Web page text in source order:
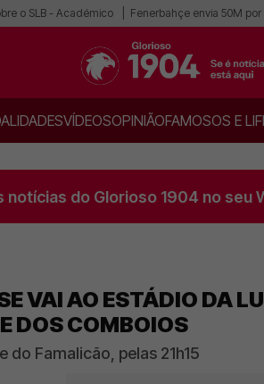
o SLB - Académico Fenerbahçe envia 50M por
VÍDEOSOPINIÃOFAMOSOS E
notícias do Glorioso 1904 no seu
VAI AO ESTÁDIO DA
DOS COMBOIOS
Famalicão, pelas 21h15